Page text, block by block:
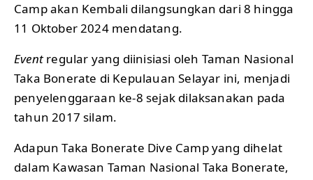
Camp akan Kembali dilangsungkan dari 8 hingga
11 Oktober 2024 mendatang.
Eventregular yang diinisiasi oleh Taman Nasional
Taka Bonerate di Kepulauan Selayar ini, menjadi
penyelenggaraan ke-8 sejak dilaksanakan pada
tahun 2017 silam.
Adapun Taka Bonerate Dive Camp yang dihelat
dalam Kawasan Taman Nasional Taka Bonerate,